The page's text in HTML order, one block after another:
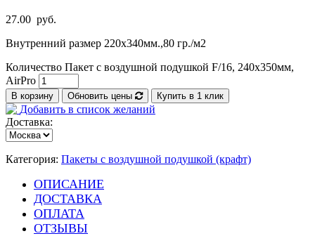
27.00 руб.
Внутренний размер 220х340мм.,80 гр./м2
Количество Пакет с воздушной подушкой F/16, 240х350мм,
AirPro
В корзину Обновить цены Купить в 1 клик
Добавить в список желаний
Доставка:
Категория: Пакеты с воздушной подушкой (крафт)
ОПИСАНИЕ
ДОСТАВКА
ОПЛАТА
ОТЗЫВЫ